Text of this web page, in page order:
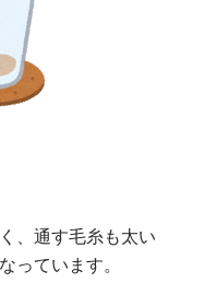
、通す毛糸も太い
っています。